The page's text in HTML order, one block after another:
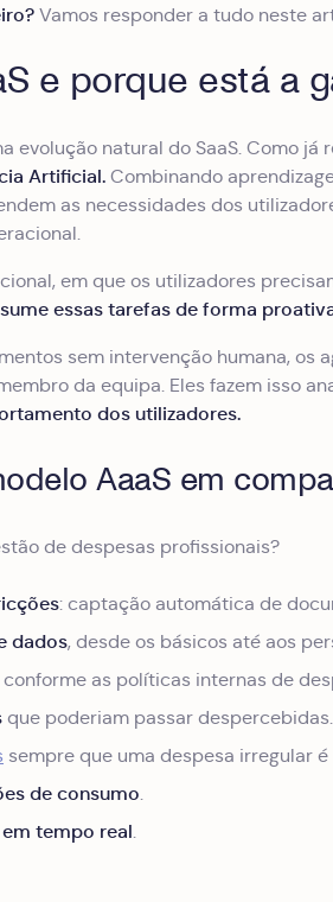
Vamos responder a tudo neste
e porque está a
evolução natural do SaaS. Como
Artificial. Combinando
as necessidades dos
em que os utilizadores
essas tarefas de forma
sem intervenção humana, os
da equipa. Eles fazem isso
dos utilizadores.
AaaS em
de despesas profissionais?
: captação automática de
dados, desde os básicos até aos
conforme as políticas internas de
que poderiam passar despercebidas.
sempre que uma despesa irregular
de consumo.
tempo real.